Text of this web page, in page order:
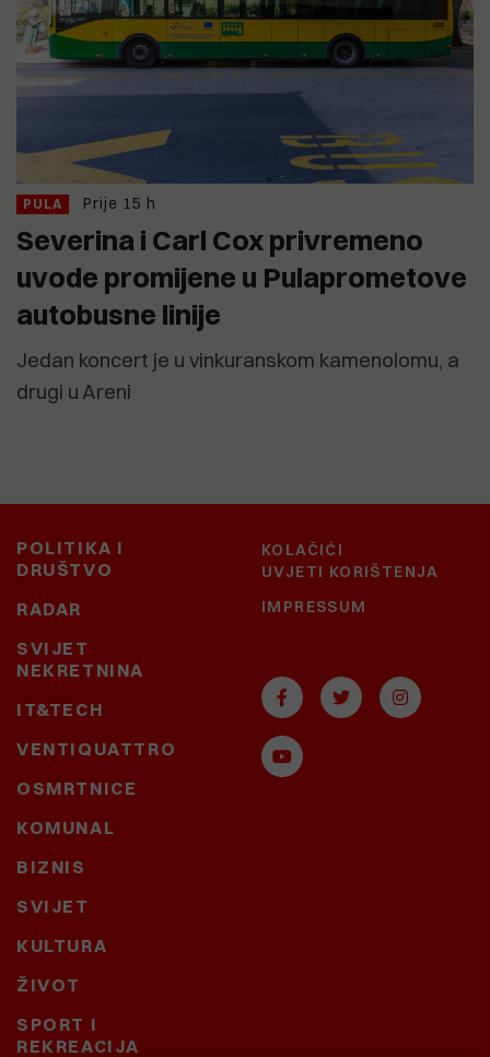
PULA Prije 15 h
Severina i Carl Cox privremeno
uvode promijene u Pulaprometove
autobusne linije
Jedan koncert je u vinkuranskom kamenolomu, a
drugi u Areni
POLITIKA I
DRUŠTVO
RADAR
SVIJET
NEKRETNINA
IT&TECH
VENTIQUATTRO
OSMRTNICE
KOMUNAL
BIZNIS
SVIJET
KULTURA
ŽIVOT
SPORT I
REKREACIJA
KOLAČIĆI
UVJETI KORIŠTENJA
IMPRESSUM